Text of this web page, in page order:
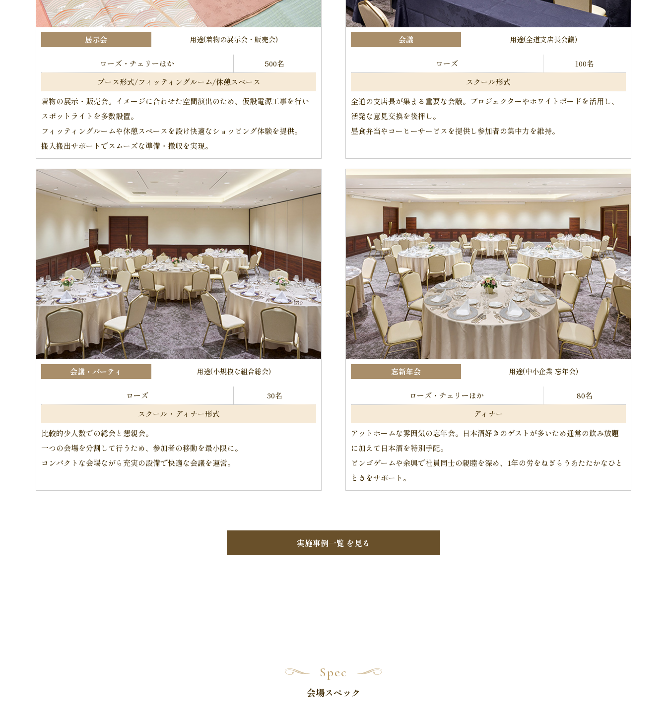
展示会 用途(着物の展示会・販売会)
ローズ・チェリーほか
500名
ブース形式/フィッティングルーム/休憩スペース
着物の展示・販売会。イメージに合わせた空間演出のため、仮設電源工事を行い
スポットライトを多数設置。
フィッティングルームや休憩スペースを設け快適なショッピング体験を提供。
搬入搬出サポートでスムーズな準備・撤収を実現。
会議 用途(全道支店長会議)
ローズ
100名
スクール形式
全道の支店長が集まる重要な会議。プロジェクターやホワイトボードを活用し、
活発な意見交換を後押し。
昼食弁当やコーヒーサービスを提供し参加者の集中力を維持。
会議・パーティ 用途(小規模な組合総会)
ローズ
30名
スクール・ディナー形式
比較的少人数での総会と懇親会。
一つの会場を分割して行うため、参加者の移動を最小限に。
コンパクトな会場ながら充実の設備で快適な会議を運営。
忘新年会 用途(中小企業 忘年会)
ローズ・チェリーほか
80名
ディナー
アットホームな雰囲気の忘年会。日本酒好きのゲストが多いため通常の飲み放題
に加えて日本酒を特別手配。
ビンゴゲームや余興で社員同士の親睦を深め、1年の労をねぎらうあたたかなひと
ときをサポート。
実施事例一覧 を見る
Spec
会場スペック